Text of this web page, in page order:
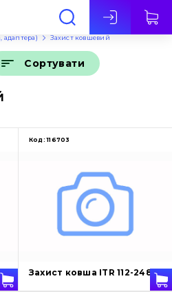
адаптера) Захист ковшевий
Сортувати
Код: 116703
Захист ковша ITR 112-2489